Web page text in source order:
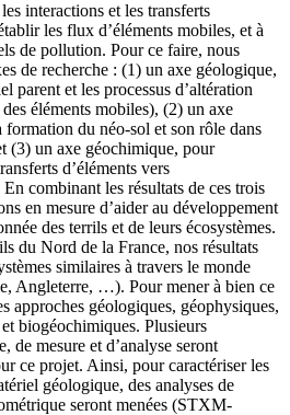
interactions et les transferts
les flux d’éléments mobiles, et à
de pollution. Pour ce faire, nous
de recherche : (1) un axe géologique,
parent et les processus d’altération
éléments mobiles), (2) un axe
du néo-sol et son rôle dans
(3) un axe géochimique, pour
d’éléments vers
combinant les résultats de ces trois
en mesure d’aider au développement
des terrils et de leurs écosystèmes.
du Nord de la France, nos résultats
similaires à travers le monde
Angleterre, …). Pour mener à bien ce
approches géologiques, géophysiques,
biogéochimiques. Plusieurs
de mesure et d’analyse seront
ce projet. Ainsi, pour caractériser les
géologique, des analyses de
seront menées (STXM-